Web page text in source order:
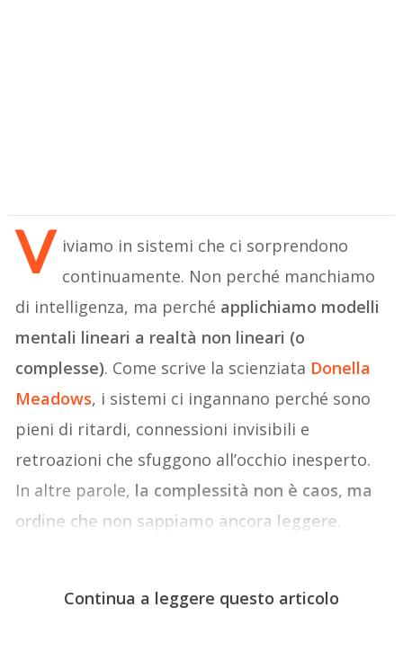
V iviamo in sistemi che ci sorprendono
continuamente. Non perché manchiamo
di intelligenza, ma perché applichiamo modelli
mentali lineari a realtà non lineari (o
complesse). Come scrive la scienziata Donella
Meadows, i sistemi ci ingannano perché sono
pieni di ritardi, connessioni invisibili e
retroazioni che sfuggono all’occhio inesperto.
In altre parole, la complessità non è caos, ma
ordine che non sappiamo ancora leggere.
Continua a leggere questo articolo